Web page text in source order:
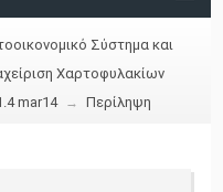
Σύστημα και
Χαρτοφυλακίων
mar14 → Περίληψη